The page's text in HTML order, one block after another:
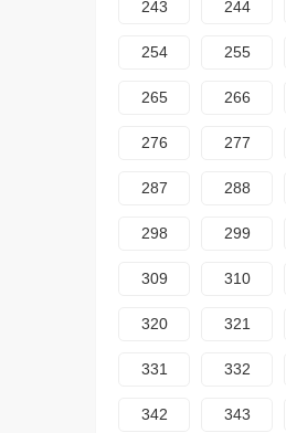
243 244
254 255
265 266
276 277
287 288
298 299
309 310
320 321
331 332
342 343